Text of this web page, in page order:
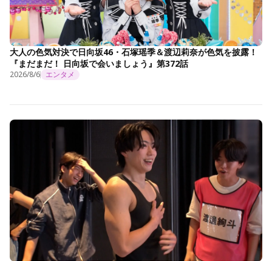
大人の色気対決で日向坂46・石塚瑶季＆渡辺莉奈が色気を披露！
『まだまだ！ 日向坂で会いましょう』第372話
2026/8/6 エンタメ